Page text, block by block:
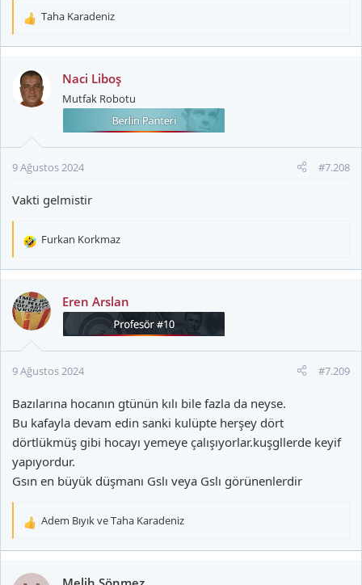
T
k
i
l
Taha Karadeniz
Naci Liboş
Mutfak Robotu
9 Ağustos 2024 #7.208
Vakti gelmistir
T
k
i
l
:
Furkan Korkmaz
Eren Arslan
9 Ağustos 2024 #7.209
Bazılarına hocanın gtünün kılı bile fazla da neyse.
Bu kafayla devam edin sanki kulüpte herşey dört
dörtlükmüş gibi hocayı yemeye çalışıyorlar.kuşgllerde keyif
yapıyordur.
Gsın en büyük düşmanı Gslı veya Gslı görünenlerdir
T
k
Adem BıyıkveTaha Karadeniz